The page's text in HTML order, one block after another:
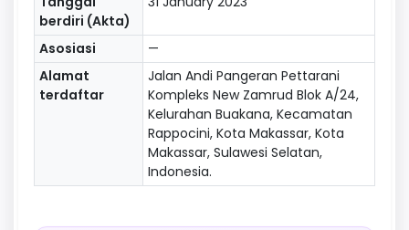
berdiri (Akta)
Asosiasi
—
Alamat
terdaftar
Jalan Andi Pangeran Pettarani
Kompleks New Zamrud Blok A/24,
Kelurahan Buakana, Kecamatan
Rappocini, Kota Makassar, Kota
Makassar, Sulawesi Selatan,
Indonesia.